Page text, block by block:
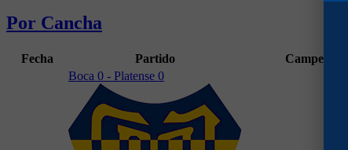
Por Cancha
Fecha Partido Campeonato
Boca 0 - Platense 0